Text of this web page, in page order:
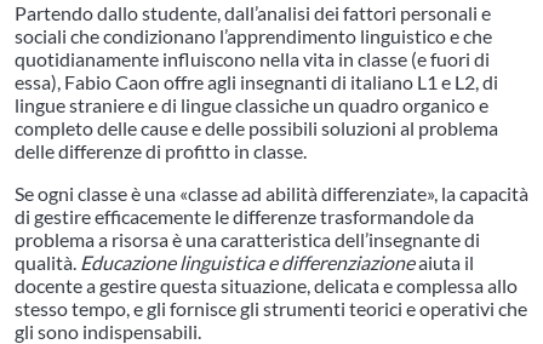
Partendo dallo studente, dall’analisi dei fattori personali e
sociali che condizionano l’apprendimento linguistico e che
quotidianamente influiscono nella vita in classe (e fuori di
essa), Fabio Caon offre agli insegnanti di italiano L1 e L2, di
lingue straniere e di lingue classiche un quadro organico e
completo delle cause e delle possibili soluzioni al problema
delle differenze di profitto in classe.
Se ogni classe è una «classe ad abilità differenziate», la capacità
di gestire efficacemente le differenze trasformandole da
problema a risorsa è una caratteristica dell’insegnante di
qualità. Educazione linguistica e differenziazioneaiuta il
docente a gestire questa situazione, delicata e complessa allo
stesso tempo, e gli fornisce gli strumenti teorici e operativi che
gli sono indispensabili.